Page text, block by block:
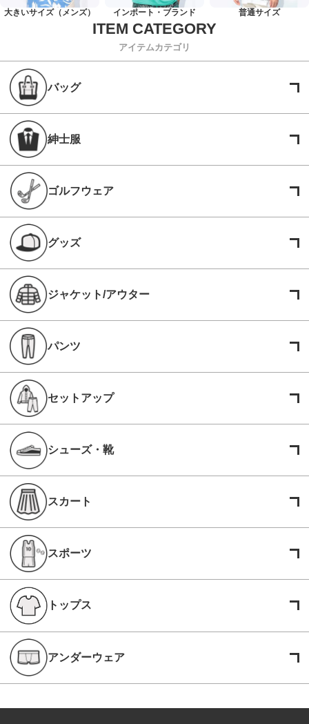
大きいサイズ（メンズ） インポート・ブランド 普通サイズ
アイテムカテゴリ
バッグ
紳士服
ゴルフウェア
グッズ
ジャケット/アウター
パンツ
セットアップ
シューズ・靴
スカート
スポーツ
トップス
アンダーウェア